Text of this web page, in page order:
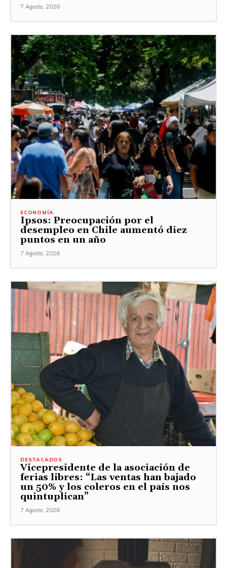
7 Agosto, 2026
ECONOMÍA
Ipsos: Preocupación por el
desempleo en Chile aumentó diez
puntos en un año
7 Agosto, 2026
DESTACADOS
Vicepresidente de la asociación de
ferias libres: “Las ventas han bajado
un 50% y los coleros en el país nos
quintuplican”
7 Agosto, 2026